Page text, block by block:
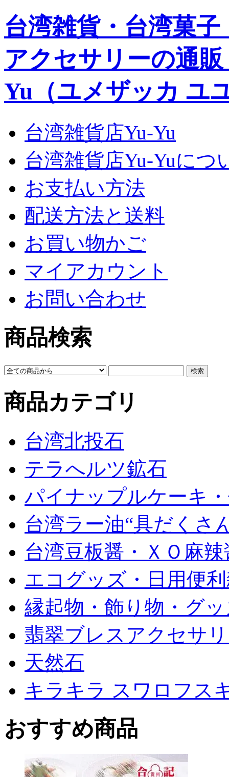
台湾雑貨・台湾菓
アクセサリーの通
Yu（ユメザッカ ユ
台湾雑貨店Yu-Yu
台湾雑貨店Yu-Yuにつ
お支払い方法
配送方法と送料
お買い物かご
マイアカウント
お問い合わせ
商品検索
商品カテゴリ
台湾北投石
テラへルツ鉱石
パイナップルケーキ
台湾ラー油“具だくさ
台湾豆板醤・ＸＯ麻辣
エコグッズ・日用便
縁起物・飾り物・グ
翡翠ブレスアクセサ
天然石
キラキラ スワロフス
おすすめ商品